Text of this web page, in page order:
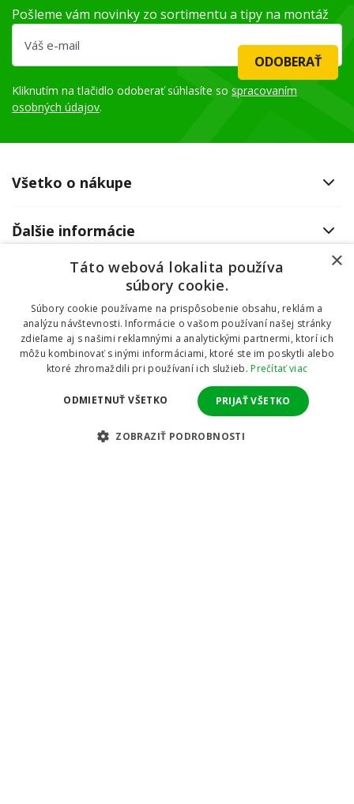
Pošleme vám novinky zo sortimentu a tipy na montáž
ODOBERAŤ
Kliknutím na tlačidlo odoberať súhlasíte so spracovaním
osobných údajov.
Všetko o nákupe
Ďalšie informácie
Otváracia doba
Kontaktné informácie
Zaujíma vás montáž okien?
Dodávali sme okná do mobilnej chatky
×
Táto webová lokalita používa
súbory cookie.
Súbory cookie používame na prispôsobenie obsahu, reklám a
analýzu návštevnosti. Informácie o vašom používaní našej stránky
zdieľame aj s našimi reklamnými a analytickými partnermi, ktorí ich
môžu kombinovať s inými informáciami, ktoré ste im poskytli alebo
ktoré zhromaždili pri používaní ich služieb.Prečítať viac
PRIJAŤ VŠETKO
ODMIETNUŤ VŠETKO
ZOBRAZIŤ PODROBNOSTI